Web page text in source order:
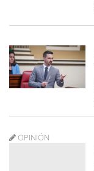
OPINIÓN